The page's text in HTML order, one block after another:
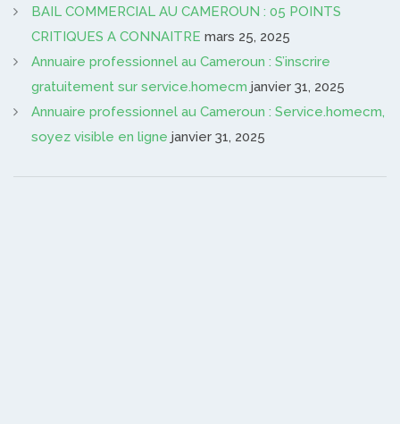
BAIL COMMERCIAL AU CAMEROUN : 05 POINTS
CRITIQUES A CONNAITRE mars 25, 2025
Annuaire professionnel au Cameroun : S’inscrire
gratuitement sur service.homecm janvier 31, 2025
Annuaire professionnel au Cameroun : Service.homecm,
soyez visible en ligne janvier 31, 2025